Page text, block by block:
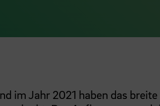
im Jahr 2021 haben das breite